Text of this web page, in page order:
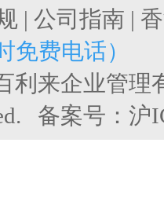
| 公司指南 |
免费电话）
利来企业管理
备案号： 沪